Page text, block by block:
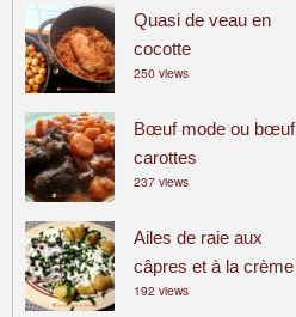
Quasi de veau en
cocotte
250 views
Bœuf mode ou bœuf
carottes
237 views
Ailes de raie aux
câpres et à la crème
192 views